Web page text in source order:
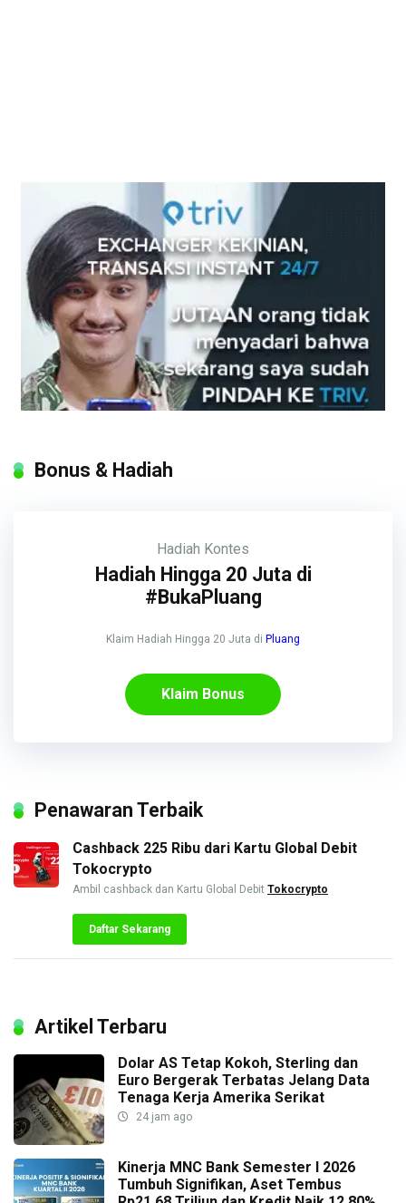
Bonus & Hadiah
Hadiah Kontes
Hadiah Hingga 20 Juta di
#BukaPluang
Klaim Hadiah Hingga 20 Juta di Pluang
Klaim Bonus
Penawaran Terbaik
Cashback 225 Ribu dari Kartu Global Debit
Tokocrypto
Ambil cashback dan Kartu Global Debit Tokocrypto
Daftar Sekarang
Artikel Terbaru
Dolar AS Tetap Kokoh, Sterling dan
Euro Bergerak Terbatas Jelang Data
Tenaga Kerja Amerika Serikat
24 jam ago
Kinerja MNC Bank Semester I 2026
Tumbuh Signifikan, Aset Tembus